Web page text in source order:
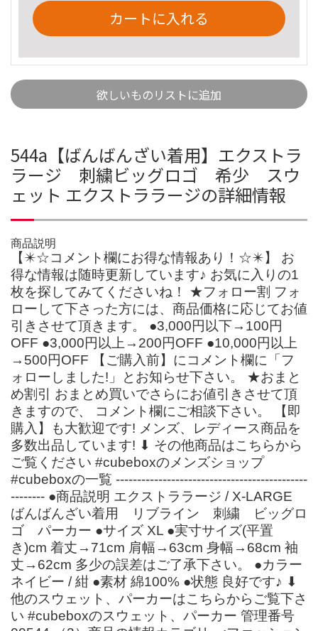
カートに入れる
欲しいものリストに追加
544a【ばんばんざい着用】エクストラ
ラージ 刺繍ビッグロゴ 希少 スウ
ェット エクストララージの詳細情報
商品説明
【✴️☆コメント欄にお得な情報あり！☆✴️】 お
得な情報は随時更新しています♪ お気に入りの1
枚を探してみてくださいね！ ★フォロー割 フォ
ローして下さった方には、商品価格に応じてお値
引きさせて頂きます。 ●3,000円以下→100円
OFF ●3,000円以上→200円OFF ●10,000円以上
→500円OFF 【ご購入前】にコメント欄に「フ
ォローしました!」とお知らせ下さい。 ★おまと
め割引 おまとめ買いでさらにお値引きさせて頂
きますので、 コメント欄にご相談下さい。 【即
購入】も大歓迎です! メンズ、レディース商品を
多数出品しています! ⬇ その他商品はこちらから
ご覧ください #cubeboxのメンズショップ
#cubeboxの一覧 ---------------------------------------------
-------- ●商品説明 エクストララージ / X-LARGE
ばんばんざい着用 リブライン 刺繍 ビッグロ
ゴ パーカー ●サイズ XL ●実寸サイズ(平置
き)cm 着丈→71cm 肩幅→63cm 身幅→68cm 袖
丈→62cm 多少の誤差はご了承下さい。 ●カラー
ネイビー / 紺 ●素材 綿100% ●状態 良好です♪ ⬇
他のスウェット、パーカーはこちらからご覧下さ
い #cubeboxのスウェット、パーカー 管理番号